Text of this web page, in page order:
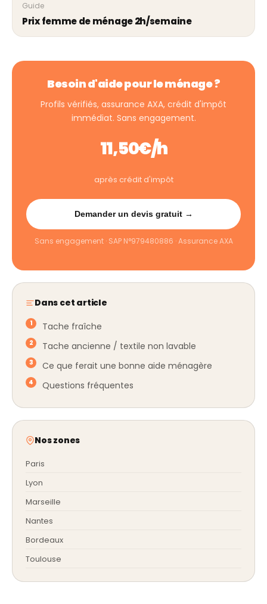
Guide
Prix femme de ménage 2h/semaine
Besoin d'aide pour le ménage ?
Profils vérifiés, assurance AXA, crédit d'impôt
immédiat. Sans engagement.
11,50€/h
après crédit d'impôt
Demander un devis gratuit →
Sans engagement · SAP N°979480886 · Assurance AXA
Dans cet article
Tache fraîche
Tache ancienne / textile non lavable
Ce que ferait une bonne aide ménagère
Questions fréquentes
Nos zones
Paris
Lyon
Marseille
Nantes
Bordeaux
Toulouse